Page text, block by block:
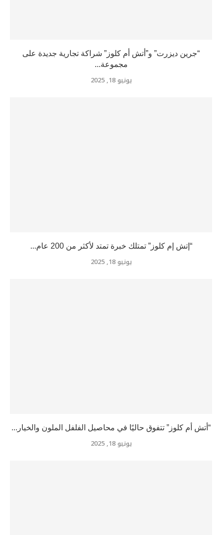
“جرين ديزرت” و”أتش أم كلوز” شراكة تجارية جديدة على
مجموعة...
يونيو 18, 2025
“إتش إم كلوز” تمتلك خبرة تمتد لأكثر من 200 عام...
يونيو 18, 2025
“أتش أم كلوز” تتفوق حاليًا في محاصيل الفلفل الملون والخيار...
يونيو 18, 2025